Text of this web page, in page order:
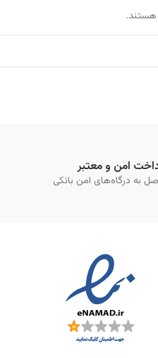
امن و معتبر
به درگاه‌های امن بانکی